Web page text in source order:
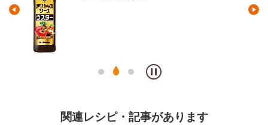
関連レシピ・記事があります